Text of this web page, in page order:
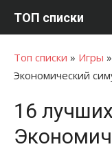
ТОП списки
Топ списки » Игры »
Экономический
16